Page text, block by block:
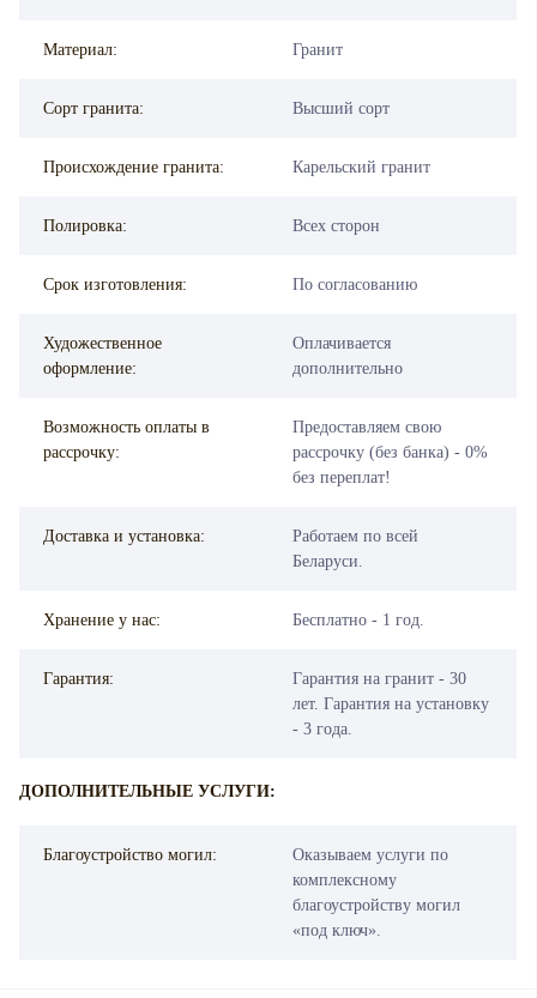
Материал: Гранит
Сорт гранита: Высший сорт
Происхождение гранита: Карельский гранит
Полировка: Всех сторон
Срок изготовления: По согласованию
Художественное
оформление:
Оплачивается
дополнительно
Возможность оплаты в
рассрочку:
Предоставляем свою
рассрочку (без банка) - 0%
без переплат!
Доставка и установка:
Работаем по всей
Беларуси.
Хранение у нас: Бесплатно - 1 год.
Гарантия:
Гарантия на гранит - 30
лет. Гарантия на установку
- 3 года.
ДОПОЛНИТЕЛЬНЫЕ УСЛУГИ:
Благоустройство могил:
Оказываем услуги по
комплексному
благоустройству могил
«под ключ».